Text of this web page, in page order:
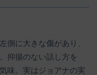
側に大きな傷があり、
抑揚のない話し方を
味。実はジョアナの実